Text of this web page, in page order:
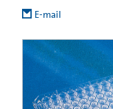
E-mail